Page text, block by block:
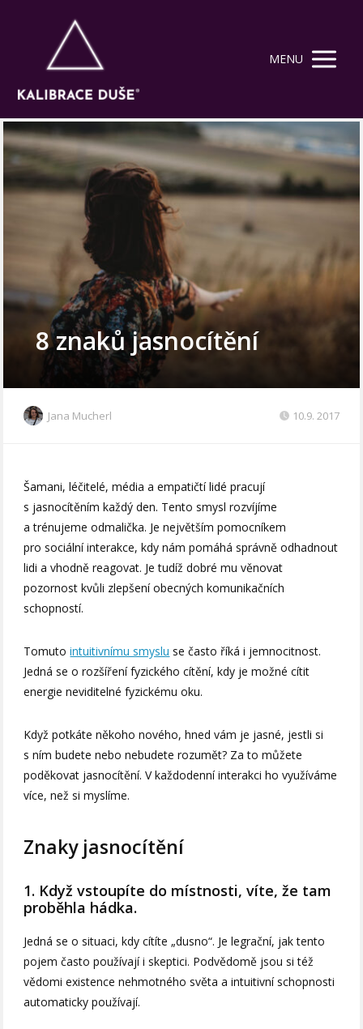
MENU
8 znaků jasnocítění
Jana Mucherl 10.9. 2017
Šamani, léčitelé, média a empatičtí lidé pracují
s jasnocítěním každý den. Tento smysl rozvíjíme
a trénujeme odmalička. Je největším pomocníkem
pro sociální interakce, kdy nám pomáhá správně odhadnout
lidi a vhodně reagovat. Je tudíž dobré mu věnovat
pozornost kvůli zlepšení obecných komunikačních
schopností.
Tomutointuitivnímu smyslu se často říká i jemnocitnost.
Jedná se o rozšíření fyzického cítění, kdy je možné cítit
energie neviditelné fyzickému oku.
Když potkáte někoho nového, hned vám je jasné, jestli si
s ním budete nebo nebudete rozumět? Za to můžete
poděkovat jasnocítění. V každodenní interakci ho využíváme
více, než si myslíme.
Znaky jasnocítění
1. Když vstoupíte do místnosti, víte, že tam
proběhla hádka.
Jedná se o situaci, kdy cítíte „dusno“. Je legrační, jak tento
pojem často používají i skeptici. Podvědomě jsou si též
vědomi existence nehmotného světa a intuitivní schopnosti
automaticky používají.